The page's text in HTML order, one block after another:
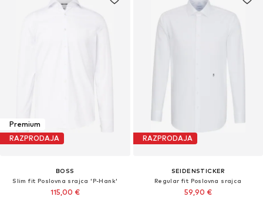
Premium
RAZPRODAJA
BOSS
Slim fit Poslovna srajca 'P-Hank'
115,00 €
RAZPRODAJA
SEIDENSTICKER
Regular fit Poslovna srajca
59,90 €